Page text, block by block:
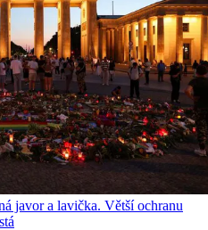
javor a lavička. Větší ochranu